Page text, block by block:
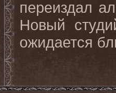
переиздал
Новый
ожидается